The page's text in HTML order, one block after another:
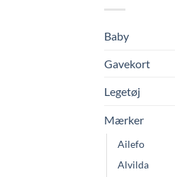
Baby
Gavekort
Legetøj
Mærker
Ailefo
Alvilda